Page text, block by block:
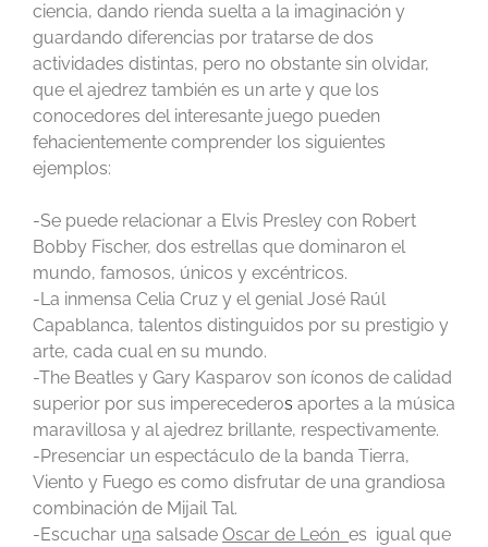
ciencia, dando rienda suelta a la imaginación y
guardando diferencias por tratarse de dos
actividades distintas, pero no obstante sin olvidar,
que el ajedrez también es un arte y que los
conocedores del interesante juego pueden
fehacientemente comprender los siguientes
ejemplos:
-Se puede relacionar a Elvis Presley con Robert
Bobby Fischer, dos estrellas que dominaron el
mundo, famosos, únicos y excéntricos.
-La inmensa Celia Cruz y el genial José Raúl
Capablanca, talentos distinguidos por su prestigio y
arte, cada cual en su mundo.
-The Beatles y Gary Kasparov son íconos de calidad
superior por sus imperecederos aportes a la música
maravillosa y al ajedrez brillante, respectivamente.
-Presenciar un espectáculo de la banda Tierra,
Viento y Fuego es como disfrutar de una grandiosa
combinación de Mijail Tal.
-Escuchar una salsade Oscar de León es igual que